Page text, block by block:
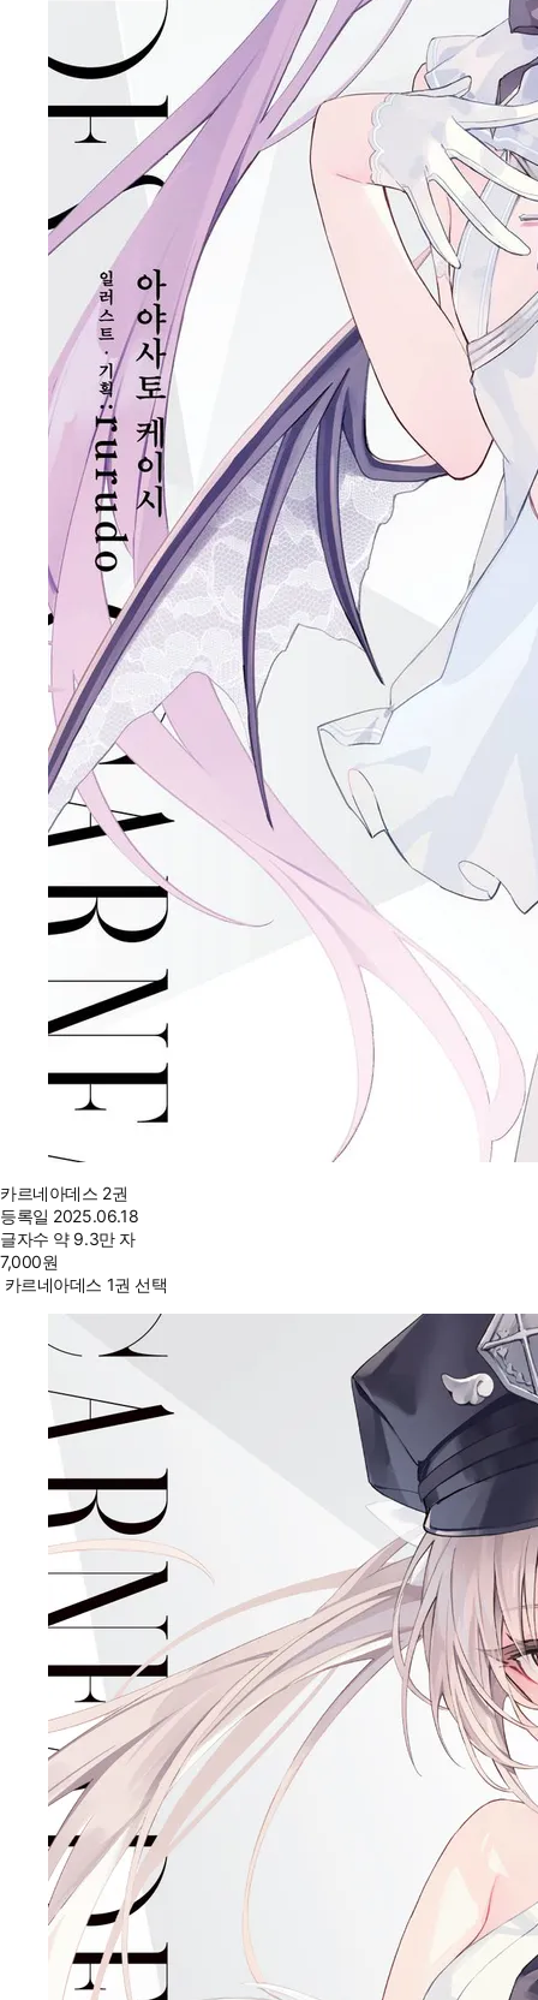
카르네아데스 2권
등록일 2025.06.18
글자수 약 9.3만 자
7,000원
카르네아데스 1권 선택